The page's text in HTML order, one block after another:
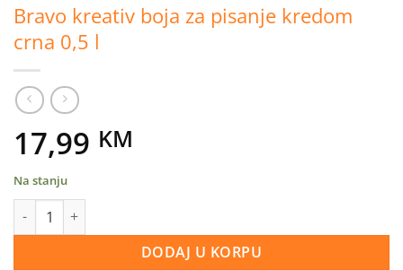
Bravo kreativ boja za pisanje kredom
crna 0,5 l
17,99 KM
Na stanju
Bravo kreativ boja za pisanje kredom crna 0,5 l količina
DODAJ U KORPU